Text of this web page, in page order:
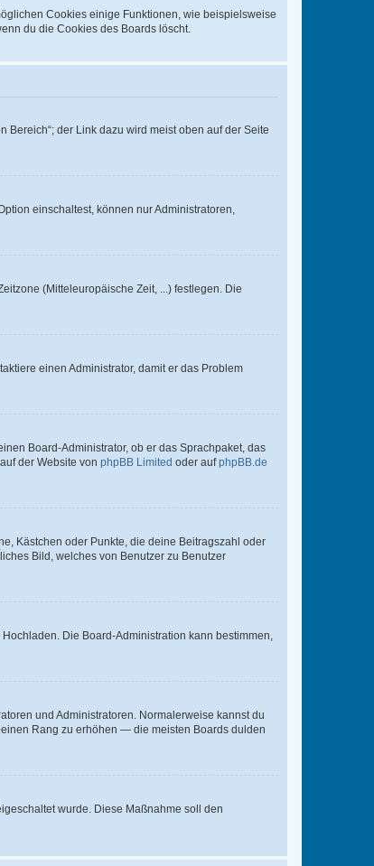
Cookies einige Funktionen, wie beispielsweise
du die Cookies des Boards löscht.
der Link dazu wird meist oben auf der Seite
einschaltest, können nur Administratoren,
(Mitteleuropäische Zeit, ...) festlegen. Die
einen Administrator, damit er das Problem
Board-Administrator, ob er das Sprachpaket, das
der Website von phpBB Limited oder aufphpBB.de
Kästchen oder Punkte, die deine Beitragszahl oder
Bild, welches von Benutzer zu Benutzer
Die Board-Administration kann bestimmen,
und Administratoren. Normalerweise kannst du
Rang zu erhöhen — die meisten Boards dulden
wurde. Diese Maßnahme soll den